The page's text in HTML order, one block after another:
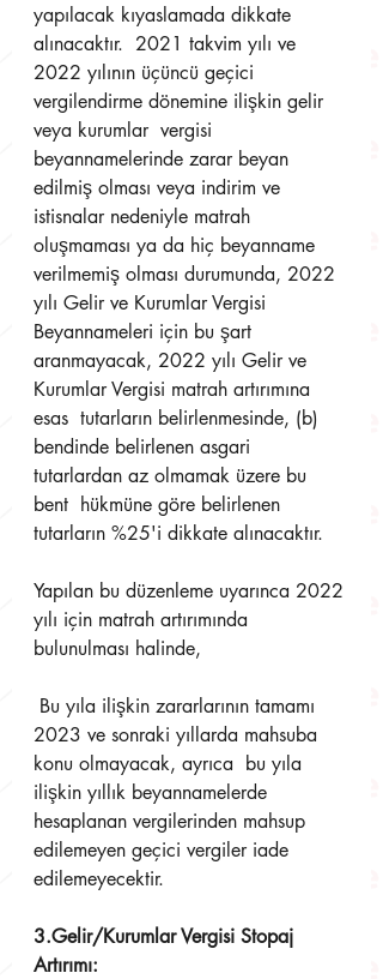
yapılacak kıyaslamada dikkate
alınacaktır.  2021 takvim yılı ve
2022 yılının üçüncü geçici
vergilendirme dönemine ilişkin gelir
veya kurumlar  vergisi
beyannamelerinde zarar beyan
edilmiş olması veya indirim ve
istisnalar nedeniyle matrah
oluşmaması ya da hiç beyanname
verilmemiş olması durumunda, 2022
yılı Gelir ve Kurumlar Vergisi
Beyannameleri için bu şart
aranmayacak, 2022 yılı Gelir ve
Kurumlar Vergisi matrah artırımına
esas  tutarların belirlenmesinde, (b)
bendinde belirlenen asgari
tutarlardan az olmamak üzere bu
bent  hükmüne göre belirlenen
tutarların %25'i dikkate alınacaktır.
Yapılan bu düzenleme uyarınca 2022
yılı için matrah artırımında
bulunulması halinde,
2023 ve sonraki yıllarda mahsuba
konu olmayacak, ayrıca  bu yıla
ilişkin yıllık beyannamelerde
hesaplanan vergilerinden mahsup
edilemeyen geçici vergiler iade
edilemeyecektir.
3.Gelir/Kurumlar Vergisi Stopaj
Artırımı: